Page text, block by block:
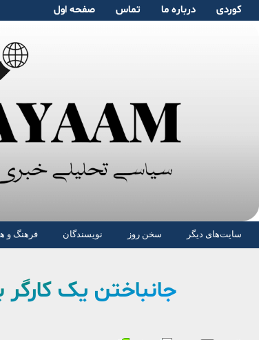
صفحە اول تماس دربارە ما کوردی
فرهنگ و نویسندگان سخن روز سایت‌های دیگر
جانباختن یک کارگر